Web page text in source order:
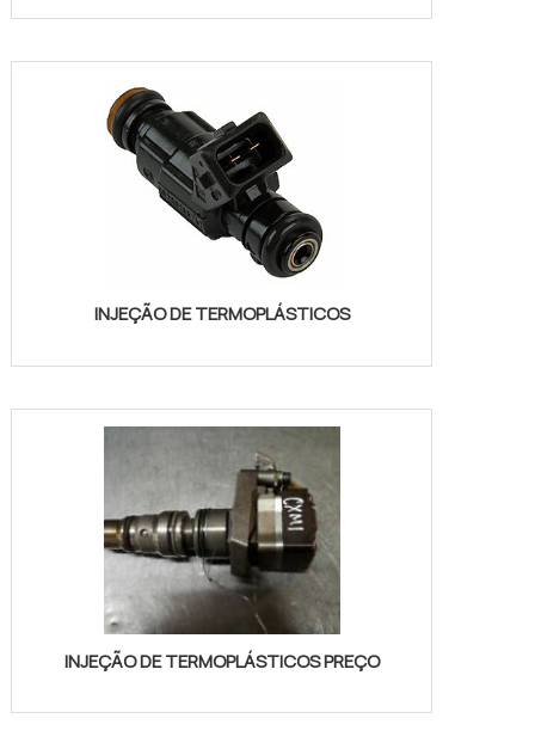
INJEÇÃO DE TERMOPLÁSTICOS
INJEÇÃO DE TERMOPLÁSTICOS PREÇO